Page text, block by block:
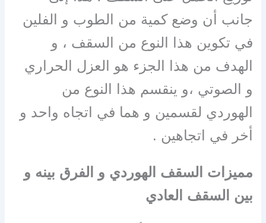
جانب أن وضع كمية من الطوب و الفلين
في تكوين هذا النوع من السقف ، و
الهدف من هذا الجزء هو العزل الحراري
و الصوتي ،و ينقسم هذا النوع من
الهوردي لقسمين و هما في اتجاه واحد و
أخر في اتجاهين .
مميزات السقف الهوردي و الفرق بينه و
بين السقف العادي